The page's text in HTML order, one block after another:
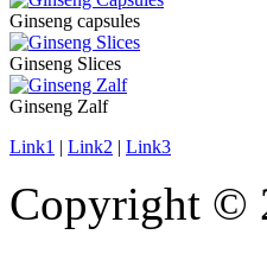
Ginseng capsules
Ginseng Slices
Ginseng Zalf
Link1 | Link2 | Link3
Copyright ©